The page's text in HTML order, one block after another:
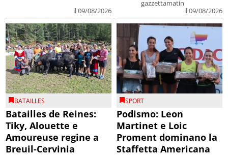
il 09/08/2026
gazzettamatin
il 09/08/2026
BATAILLES
Batailles de Reines:
Tiky, Alouette e
Amoureuse regine a
Breuil-Cervinia
SPORT
Podismo: Leon
Martinet e Loic
Proment dominano la
Staffetta Americana